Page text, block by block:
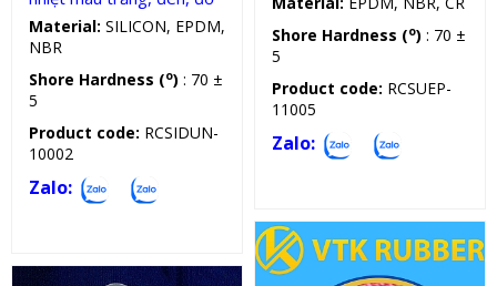
Material: SILICON, EPDM,
NBR
Shore Hardness (o) : 70 ±
5
Product code: RCSIDUN-
10002
Zalo:
Shore Hardness (o) : 70 ±
5
Product code: RCSUEP-
11005
Zalo: